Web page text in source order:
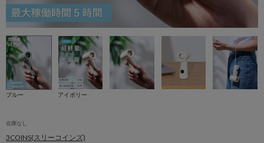
ブルー アイボリー
在庫なし
3COINS(スリーコインズ)